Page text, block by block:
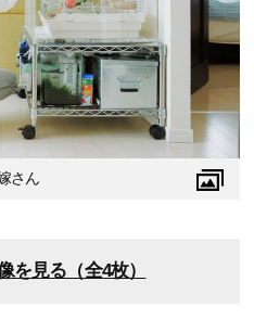
さん
を見る（全4枚）